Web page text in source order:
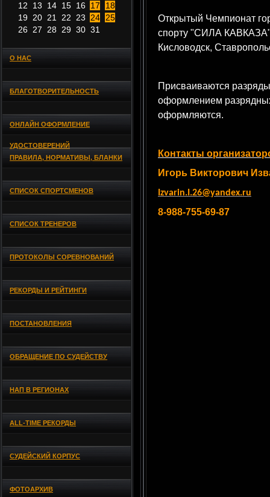
12
13 14 15 16 17
18
19 20 21 22 23 24
25
26 27 28 29 30 31
О НАС
БЛАГОТВОРИТЕЛЬНОСТЬ
ОНЛАЙН ОФОРМЛЕНИЕ
УДОСТОВЕРЕНИЙ
ПРАВИЛА, НОРМАТИВЫ, БЛАНКИ
СПИСОК СПОРТСМЕНОВ
СПИСОК ТРЕНЕРОВ
ПРОТОКОЛЫ СОРЕВНОВАНИЙ
РЕКОРДЫ И РЕЙТИНГИ
ПОСТАНОВЛЕНИЯ
ОБРАЩЕНИЕ ПО СУДЕЙСТВУ
НАП В РЕГИОНАХ
ALL-TIME РЕКОРДЫ
СУДЕЙСКИЙ КОРПУС
ФОТОАРХИВ
Открытый Чемпионат
спорту "СИЛА КАВКАЗА",
Кисловодск,
Присваиваются
оформлением
оформляются.
Контакты
Игорь Викторович
Izvarin.I.26@yandex.ru
8-988-755-69-87